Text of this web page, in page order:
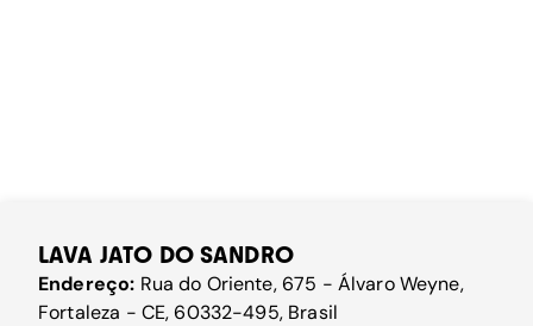
LAVA JATO DO SANDRO
Endereço: Rua do Oriente, 675 - Álvaro Weyne,
Fortaleza - CE, 60332-495, Brasil